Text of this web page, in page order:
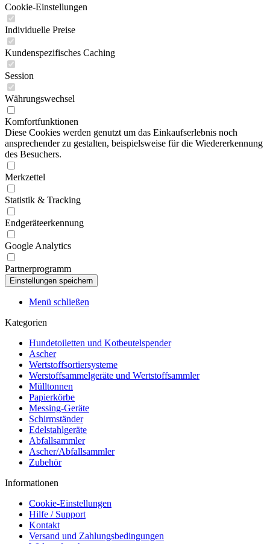
Cookie-Einstellungen
Individuelle Preise
Kundenspezifisches Caching
Session
Währungswechsel
Komfortfunktionen
Diese Cookies werden genutzt um das Einkaufserlebnis noch
ansprechender zu gestalten, beispielsweise für die Wiedererkennung
des Besuchers.
Merkzettel
Statistik & Tracking
Endgeräteerkennung
Google Analytics
Partnerprogramm
Menü schließen
Kategorien
Hundetoiletten und Kotbeutelspender
Ascher
Wertstoffsortiersysteme
Werstoffsammelgeräte und Wertstoffsammler
Mülltonnen
Papierkörbe
Messing-Geräte
Schirmständer
Edelstahlgeräte
Abfallsammler
Ascher/Abfallsammler
Zubehör
Informationen
Cookie-Einstellungen
Hilfe / Support
Kontakt
Versand und Zahlungsbedingungen